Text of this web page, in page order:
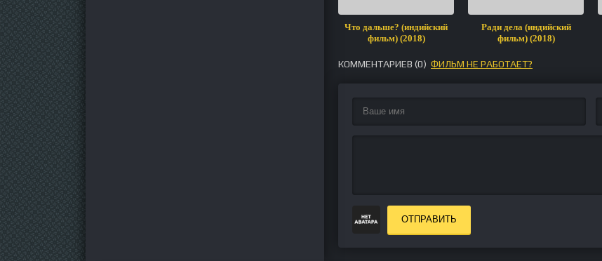
Что дальше? (индийский
фильм) (2018)
Ради дела (индийский
фильм) (2018)
КОММЕНТАРИЕВ (0) ФИЛЬМ НЕ РАБОТАЕТ?
ОТПРАВИТЬ